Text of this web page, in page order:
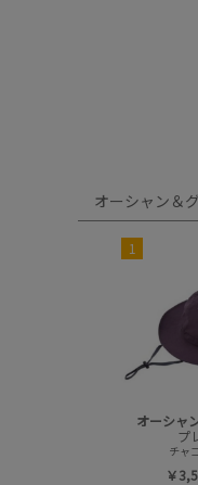
オーシャン＆
1
オーシャ
プ
チャ
￥